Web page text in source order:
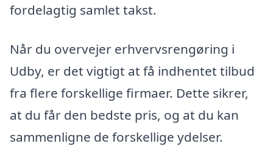
fordelagtig samlet takst.
Når du overvejer erhvervsrengøring i
Udby, er det vigtigt at få indhentet tilbud
fra flere forskellige firmaer. Dette sikrer,
at du får den bedste pris, og at du kan
sammenligne de forskellige ydelser.